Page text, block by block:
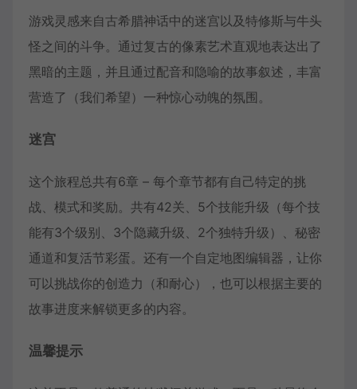
游戏灵感来自古希腊神话中的迷宫以及​​特修斯与牛头
怪之间的斗争。通过复古的像素艺术直观地表达出了
黑暗的主题，并且通过配音和隐喻的故事叙述，丰富
营造了（我们希望）一种惊心动魄的氛围。
迷宫
这个旅程总共有6章 – 每个章节都有自己特定的挑
战、模式和奖励。共有42关、5个技能升级（每个技
能有3个级别、3个隐藏升级、2个独特升级）、秘密
通道和复活节彩蛋。还有一个自定地图编辑器，让你
可以挑战你的创造力（和耐心），也可以根据主要的
故事进度来解锁更多的内容。
温馨提示